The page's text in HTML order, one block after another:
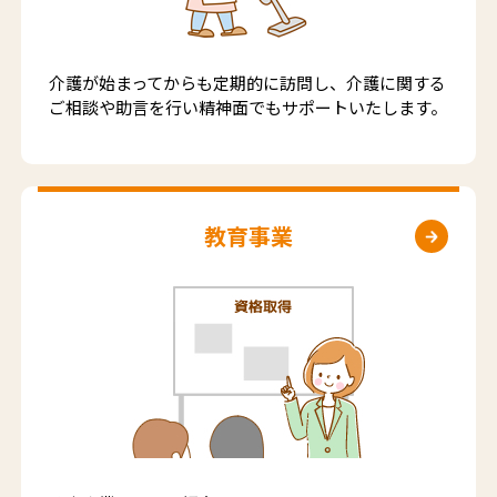
介護が始まってからも定期的に訪問し、介護に関する
ご相談や助言を行い精神面でもサポートいたします。
教育事業